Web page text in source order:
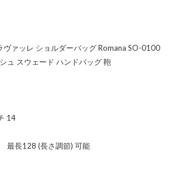
ヴァッレ ショルダーバッグ Romana SO-0100
ュ スウェード ハンドバッグ 鞄
14
最長128 (長さ調節) 可能